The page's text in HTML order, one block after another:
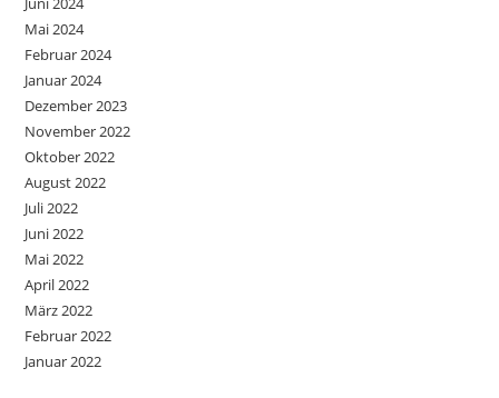
Mai 2024
Februar 2024
Januar 2024
Dezember 2023
November 2022
Oktober 2022
August 2022
Juli 2022
Juni 2022
Mai 2022
April 2022
März 2022
Februar 2022
Januar 2022